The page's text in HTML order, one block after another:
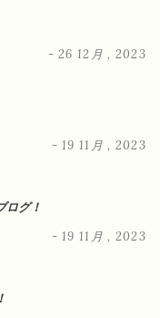
- 26 12月 , 2023
- 19 11月 , 2023
ログ！
- 19 11月 , 2023